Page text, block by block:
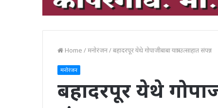
Home /मनोरंजन/बहादरपूर येथे गोपाजीबाबा यात्रा उत्साहात संपन्न
मनोरंजन
बहादरपूर येथे